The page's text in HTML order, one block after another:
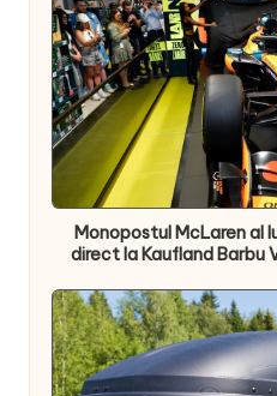
Monopostul McLaren al
direct la Kaufland Barbu